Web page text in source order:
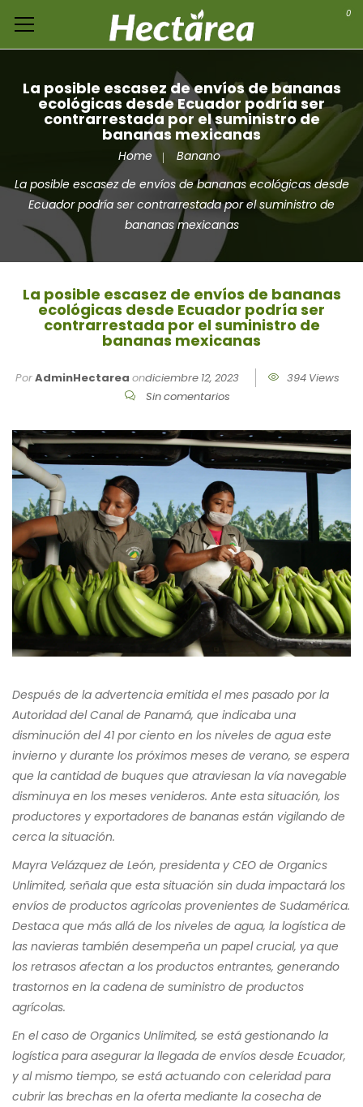
0
La posible escasez de envíos de bananas
ecológicas desde Ecuador podría ser
contrarrestada por el suministro de
bananas mexicanas
Home
Banano
La posible escasez de envíos de bananas ecológicas desde
Ecuador podría ser contrarrestada por el suministro de
bananas mexicanas
La posible escasez de envíos de bananas
ecológicas desde Ecuador podría ser
contrarrestada por el suministro de
bananas mexicanas
PorAdminHectarea ondiciembre 12, 2023
394 Views
Sin comentarios
Después de la advertencia emitida el mes pasado por la
Autoridad del Canal de Panamá, que indicaba una
disminución del 41 por ciento en los niveles de agua este
invierno y durante los próximos meses de verano, se espera
que la cantidad de buques que atraviesan la vía navegable
disminuya en los meses venideros. Ante esta situación, los
productores y exportadores de bananas están vigilando de
cerca la situación.
Mayra Velázquez de León, presidenta y CEO de Organics
Unlimited, señala que esta situación sin duda impactará los
envíos de productos agrícolas provenientes de Sudamérica.
Destaca que más allá de los niveles de agua, la logística de
las navieras también desempeña un papel crucial, ya que
los retrasos afectan a los productos entrantes, generando
trastornos en la cadena de suministro de productos
agrícolas.
En el caso de Organics Unlimited, se está gestionando la
logística para asegurar la llegada de envíos desde Ecuador,
y al mismo tiempo, se está actuando con celeridad para
cubrir las brechas en la oferta mediante la cosecha de